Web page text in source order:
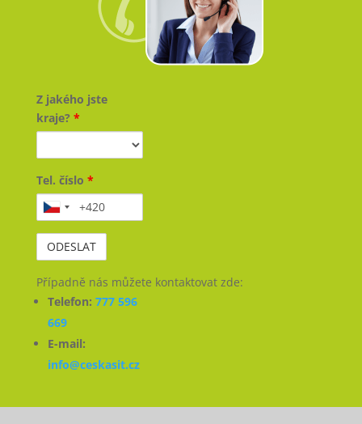
Z jakého jste
kraje? *
Tel. číslo *
Případně nás můžete kontaktovat zde:
Telefon: 777 596
669
E-mail:
info@ceskasit.cz